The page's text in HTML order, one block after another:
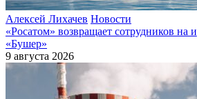
Алексей Лихачев Новости
«Росатом» возвращает сотрудников
«Бушер»
9 августа 2026